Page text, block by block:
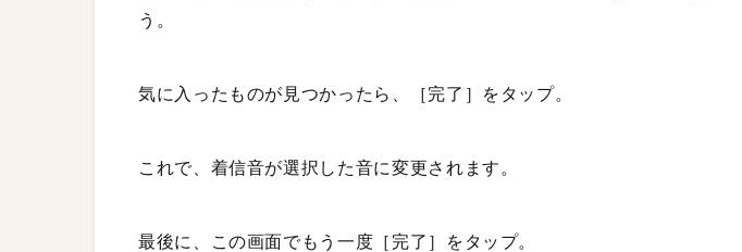
う。
気に入ったものが見つかったら、［完了］をタップ。
これで、着信音が選択した音に変更されます。
最後に、この画面でもう一度［完了］をタップ。